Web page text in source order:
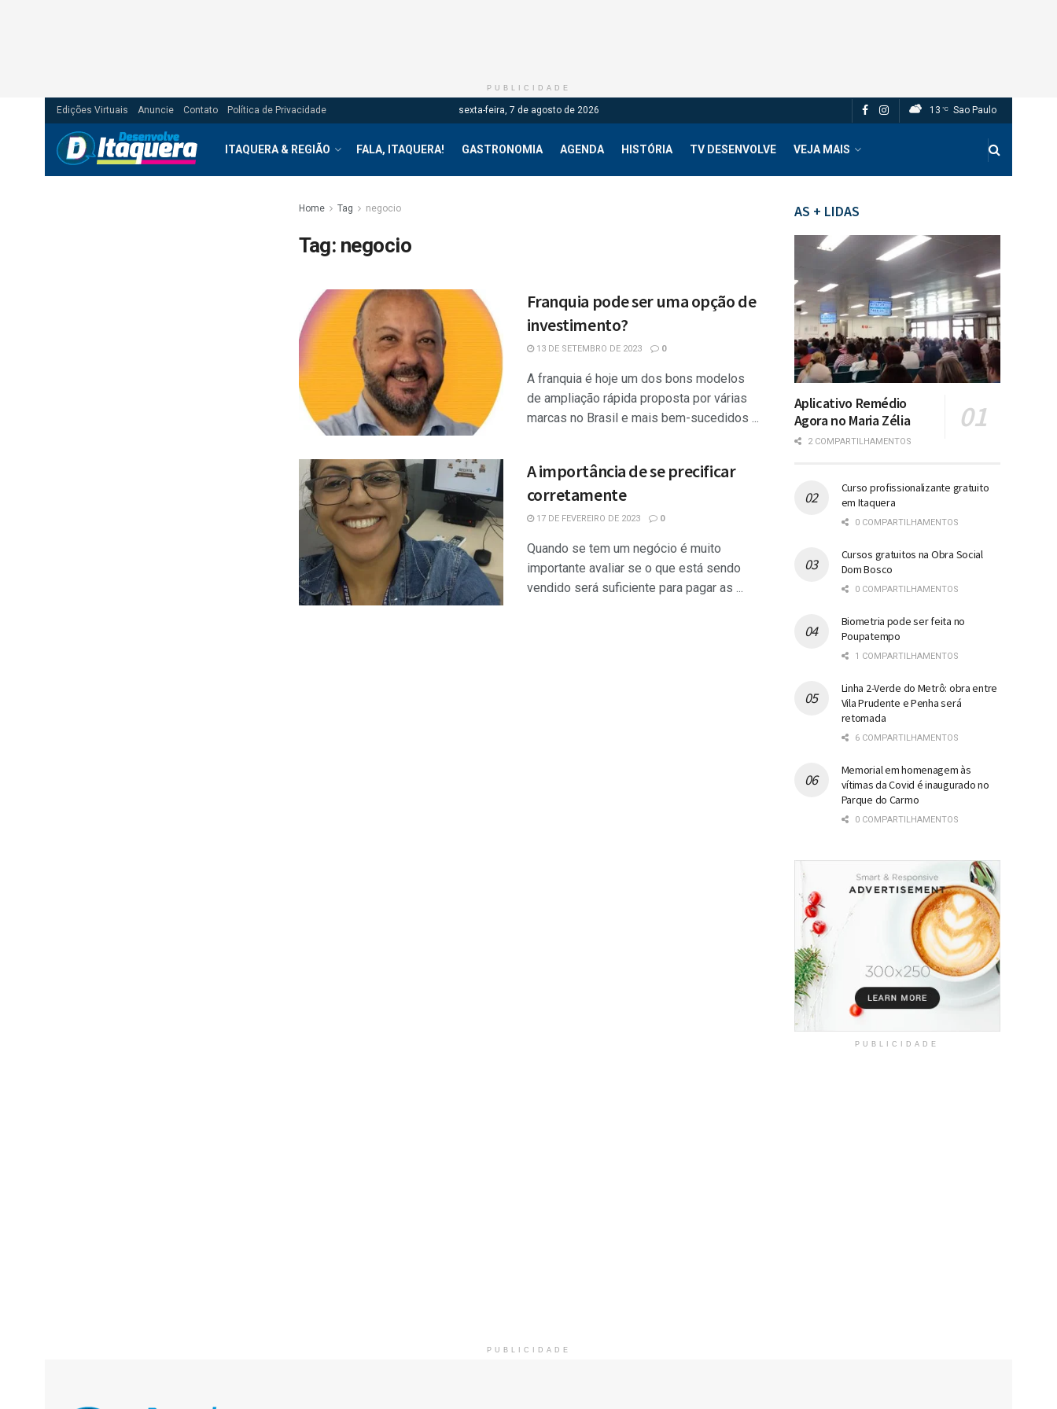
PUBLICIDADE
Edições Virtuais Anuncie Contato Política de Privacidade sexta-feira, 7 de agosto de 2026 13 °C Sao Paulo
ITAQUERA & REGIÃO FALA, ITAQUERA! GASTRONOMIA AGENDA HISTÓRIA TV DESENVOLVE VEJA MAIS
Home Tag negocio
Tag: negocio
Franquia pode ser uma opção de
investimento?
13 DE SETEMBRO DE 2023 0
A franquia é hoje um dos bons modelos
de ampliação rápida proposta por várias
marcas no Brasil e mais bem-sucedidos ...
A importância de se precificar
corretamente
17 DE FEVEREIRO DE 2023 0
Quando se tem um negócio é muito
importante avaliar se o que está sendo
vendido será suficiente para pagar as ...
AS + LIDAS
Aplicativo Remédio
Agora no Maria Zélia
2 COMPARTILHAMENTOS
Curso profissionalizante gratuito
em Itaquera
0 COMPARTILHAMENTOS
Cursos gratuitos na Obra Social
Dom Bosco
0 COMPARTILHAMENTOS
Biometria pode ser feita no
Poupatempo
1 COMPARTILHAMENTOS
Linha 2-Verde do Metrô: obra entre
Vila Prudente e Penha será
retomada
6 COMPARTILHAMENTOS
Memorial em homenagem às
vítimas da Covid é inaugurado no
Parque do Carmo
0 COMPARTILHAMENTOS
PUBLICIDADE
PUBLICIDADE